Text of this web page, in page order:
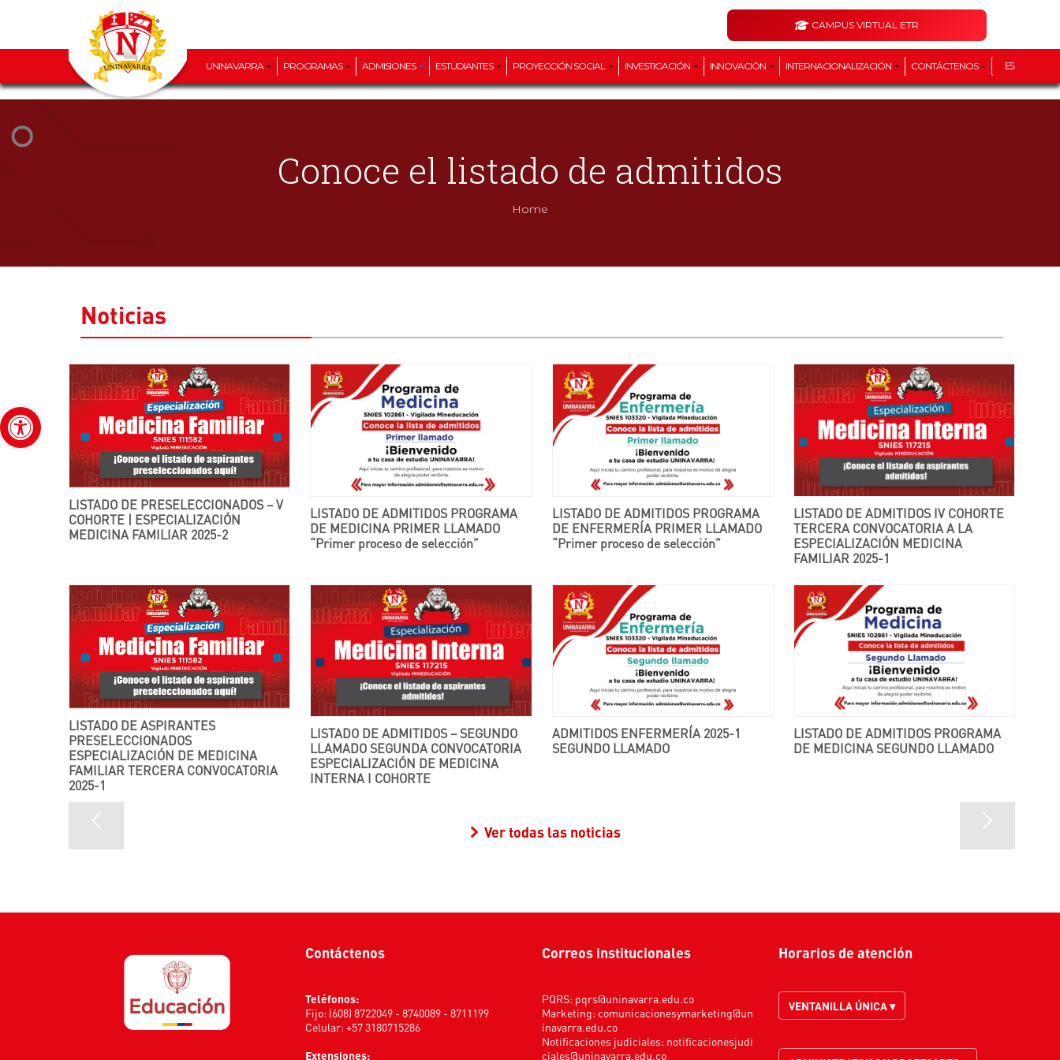
Abrir barra de herramientas
CAMPUS VIRTUAL ETR
UNINAVARRA PROGRAMAS ADMISIONES ESTUDIANTES PROYECCIÓN SOCIAL INVESTIGACIÓN INNOVACIÓN INTERNACIONALIZACIÓN CONTÁCTENOS ES
Conoce el listado de admitidos
Home
Noticias
LISTADO DE PRESELECCIONADOS – V
COHORTE | ESPECIALIZACIÓN
MEDICINA FAMILIAR 2025-2
LISTADO DE ADMITIDOS PROGRAMA
DE MEDICINA PRIMER LLAMADO
“Primer proceso de selección”
LISTADO DE ADMITIDOS PROGRAMA
DE ENFERMERÍA PRIMER LLAMADO
“Primer proceso de selección”
LISTADO DE ADMITIDOS IV COHORTE
TERCERA CONVOCATORIA A LA
ESPECIALIZACIÓN MEDICINA
FAMILIAR 2025-1
LISTADO DE ASPIRANTES
PRESELECCIONADOS
ESPECIALIZACIÓN DE MEDICINA
FAMILIAR TERCERA CONVOCATORIA
2025-1
LISTADO DE ADMITIDOS – SEGUNDO
LLAMADO SEGUNDA CONVOCATORIA
ESPECIALIZACIÓN DE MEDICINA
INTERNA I COHORTE
ADMITIDOS ENFERMERÍA 2025-1
SEGUNDO LLAMADO
LISTADO DE ADMITIDOS PROGRAMA
DE MEDICINA SEGUNDO LLAMADO
Ver todas las noticias
Contáctenos
Teléfonos:
Fijo: (608) 8722049 - 8740089 - 8711199
Celular: +57 3180715286
Extensiones:
Correos institucionales
PQRS: pqrs@uninavarra.edu.co
Marketing: comunicacionesymarketing@un
inavarra.edu.co
Notificaciones judiciales: notificacionesjudi
ciales@uninavarra.edu.co
Horarios de atención
VENTANILLA ÚNICA ▾